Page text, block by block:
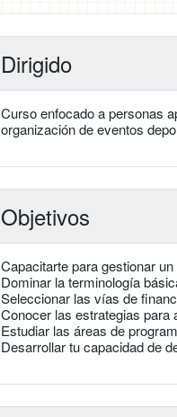
Dirigido
Curso enfocado a personas
organización de eventos
Objetivos
Capacitarte para gestionar
Dominar la terminología
Seleccionar las vías de
Conocer las estrategias para
Estudiar las áreas de
Desarrollar tu capacidad de